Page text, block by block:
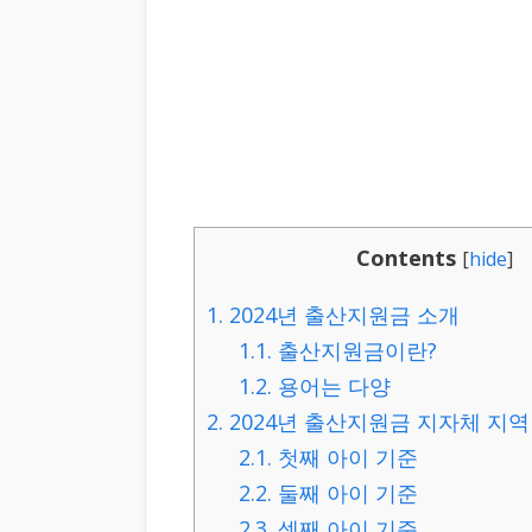
Contents [hide]
1. 2024년 출산지원금 소개
1.1. 출산지원금이란?
1.2. 용어는 다양
2. 2024년 출산지원금 지자체 지
2.1. 첫째 아이 기준
2.2. 둘째 아이 기준